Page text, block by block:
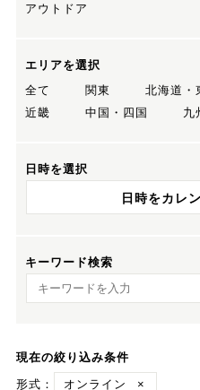
アウトドア
エリアを選択
全て
関東 北海道・
近畿
中国・四国 九
日時を選択
日時をカレ
キーワード検索
キーワード検索
現在の絞り込み条件
形式：
オンライン
×